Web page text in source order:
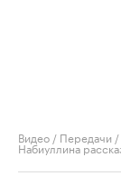
Видео / Передачи /
Набиуллина